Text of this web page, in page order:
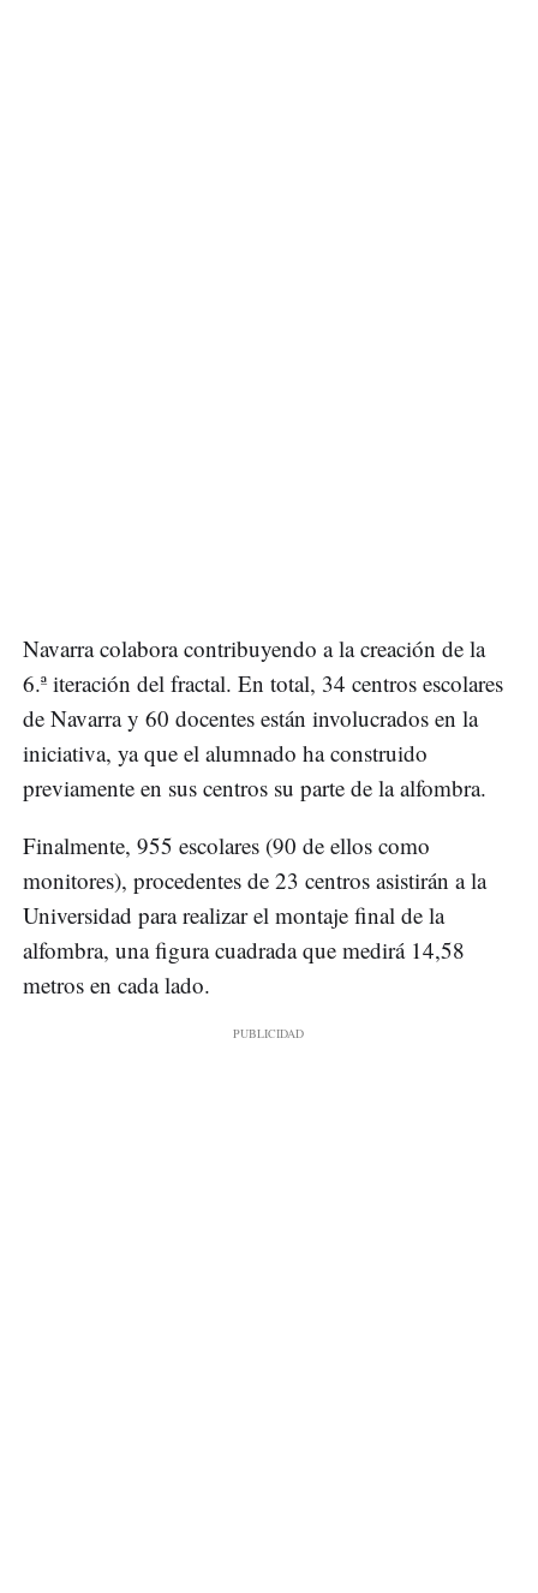
Navarra colabora contribuyendo a la creación de la
6.ª iteración del fractal. En total, 34 centros escolares
de Navarra y 60 docentes están involucrados en la
iniciativa, ya que el alumnado ha construido
previamente en sus centros su parte de la alfombra.
Finalmente, 955 escolares (90 de ellos como
monitores), procedentes de 23 centros asistirán a la
Universidad para realizar el montaje final de la
alfombra, una figura cuadrada que medirá 14,58
metros en cada lado.